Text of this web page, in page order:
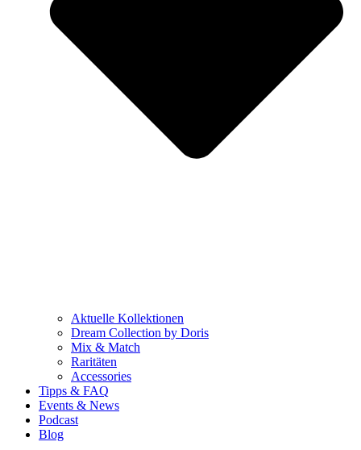
Aktuelle Kollektionen
Dream Collection by Doris
Mix & Match
Raritäten
Accessories
Tipps & FAQ
Events & News
Podcast
Blog